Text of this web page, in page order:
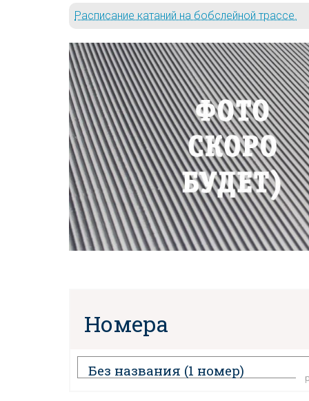
Расписание катаний на бобслейной трассе.
Номера
Без названия (1 номер)